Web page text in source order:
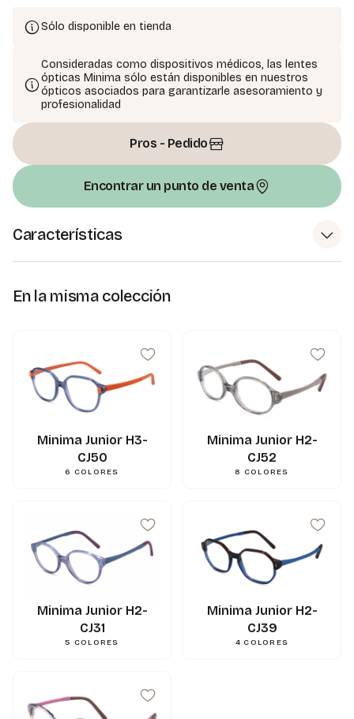
Sólo disponible en tienda
Consideradas como dispositivos médicos, las lentes
ópticas Minima sólo están disponibles en nuestros
ópticos asociados para garantizarle asesoramiento y
profesionalidad
Pros - Pedido
Encontrar un punto de venta
Características
15 mm
En la misma colección
Minima Junior H3-
CJ50
6 COLORES
Minima Junior H2-
CJ52
8 COLORES
Minima Junior H2-
CJ31
5 COLORES
Minima Junior H2-
CJ39
4 COLORES